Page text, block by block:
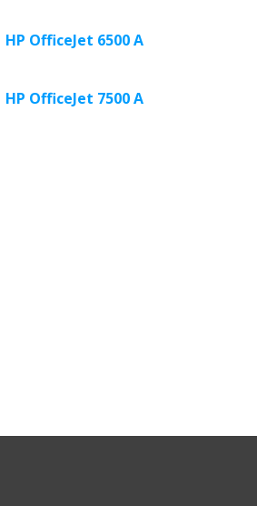
HP OfficeJet 6500 A
HP OfficeJet 7500 A